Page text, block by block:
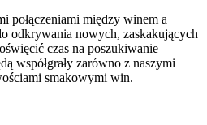
połączeniami między winem a
odkrywania nowych, zaskakujących
czas na poszukiwanie
współgrały zarówno z naszymi
smakowymi win.